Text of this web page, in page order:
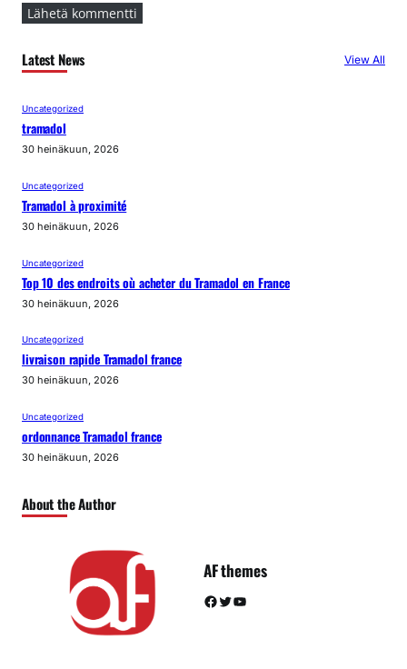
Latest News View All
Uncategorized
tramadol
30 heinäkuun, 2026
Uncategorized
Tramadol à proximité
30 heinäkuun, 2026
Uncategorized
Top 10 des endroits où acheter du Tramadol en France
30 heinäkuun, 2026
Uncategorized
livraison rapide Tramadol france
30 heinäkuun, 2026
Uncategorized
ordonnance Tramadol france
30 heinäkuun, 2026
About the Author
AF themes
Facebook Twitter YouTube